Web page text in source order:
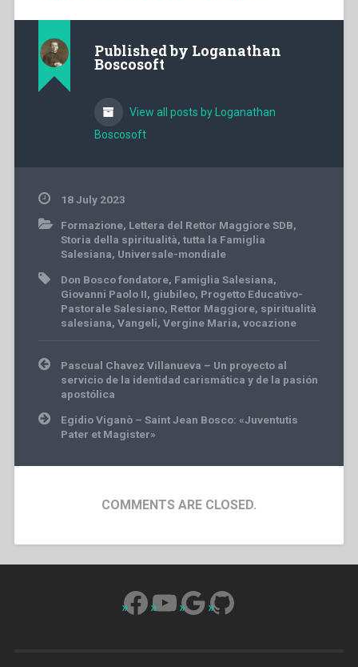
Published by Loganathan
Boscosoft
View all posts by Loganathan
Boscosoft
18 July 2023
Formazione, Lettera del Rettor Maggiore SDB,
Storia della spiritualità, tutta la Famiglia
Salesiana, Universale-mondiale
Don Bosco fondatore, Famiglia Salesiana,
Giovanni Paolo II, giubileo, Progetto Educativo-
Pastorale Salesiano, Rettor Maggiore, spiritualità
salesiana, Vangeli, Vergine Maria, vocazione
Post
navigation
Pascual Chavez Villanueva – Un proyecto al
servicio de la identidad carismática y de la pasión
apostólica
Egidio Viganò – Saint Jean Bosco: «Juventutis
Pater et Magister»
COMMENTS ARE CLOSED.
Facebook
YouTube
Google
GitHub